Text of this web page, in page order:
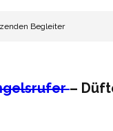
Begleiter
–